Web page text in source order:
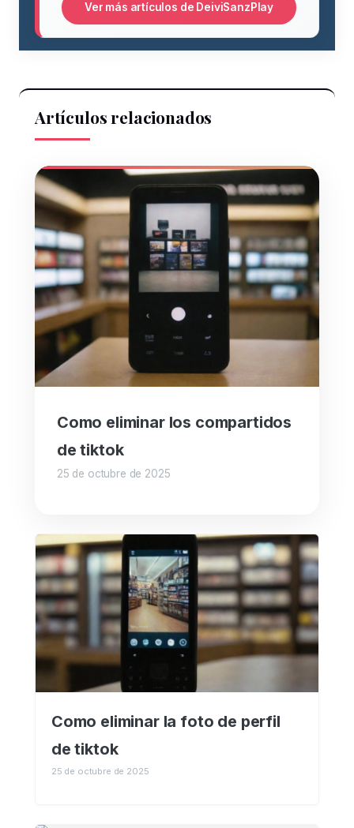
Ver más artículos de DeiviSanzPlay
Artículos relacionados
Como eliminar los compartidos
de tiktok
25 de octubre de 2025
Como eliminar la foto de perfil
de tiktok
25 de octubre de 2025